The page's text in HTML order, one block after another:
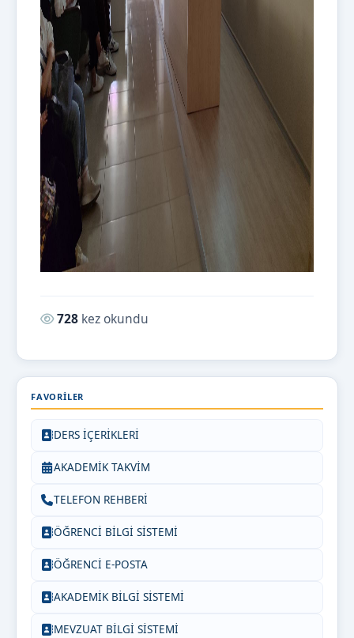
Okunma sayısı:
728 kez okundu
FAVORILER
DERS İÇERİKLERİ
AKADEMİK TAKVİM
TELEFON REHBERİ
ÖĞRENCİ BİLGİ SİSTEMİ
ÖĞRENCİ E-POSTA
AKADEMİK BİLGİ SİSTEMİ
MEVZUAT BİLGİ SİSTEMİ